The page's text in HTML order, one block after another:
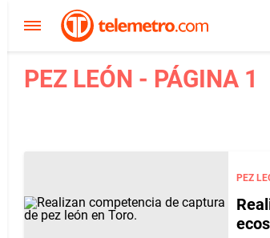
PEZ LEÓN - PÁGINA 1
PEZ